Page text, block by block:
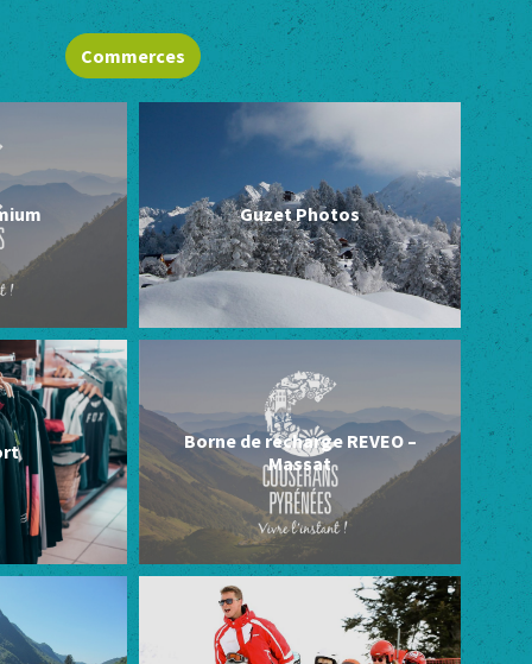
Commerces
Guzet Photos
Borne de recharge REVEO –
Massat